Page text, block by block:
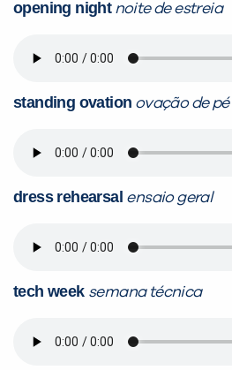
opening night noite de estreia
standing ovation ovação de pé
dress rehearsal ensaio geral
tech week semana técnica